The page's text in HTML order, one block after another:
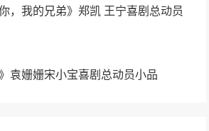
岳云鹏相声
，我的兄弟》郑凯 王宁喜剧总动员
袁姗姗宋小宝喜剧总动员小品